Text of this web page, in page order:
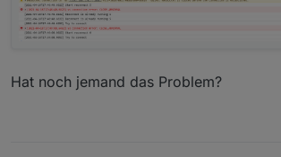
Hat noch jemand das Problem?